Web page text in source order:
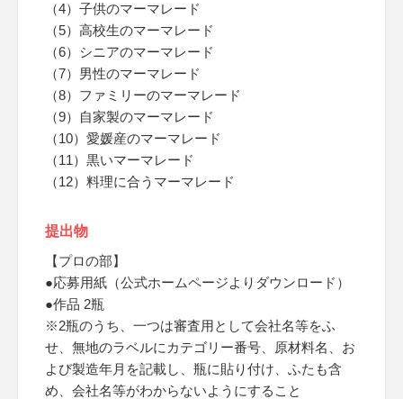
（4）子供のマーマレード
（5）高校生のマーマレード
（6）シニアのマーマレード
（7）男性のマーマレード
（8）ファミリーのマーマレード
（9）自家製のマーマレード
（10）愛媛産のマーマレード
（11）黒いマーマレード
（12）料理に合うマーマレード
提出物
【プロの部】
●応募用紙（公式ホームページよりダウンロード）
●作品 2瓶
※2瓶のうち、一つは審査用として会社名等をふ
せ、無地のラベルにカテゴリー番号、原材料名、お
よび製造年月を記載し、瓶に貼り付け、ふたも含
め、会社名等がわからないようにすること